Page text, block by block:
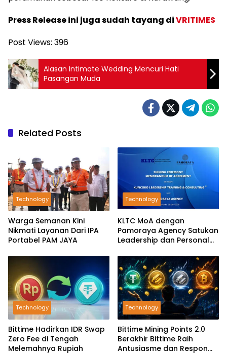
Press Release ini juga sudah tayang diVRITIMES
Post Views: 396
Alasan Intimate Wedding Mencuri Hati
Pasangan Muda
Related Posts
Technology
Warga Semanan Kini
Nikmati Layanan Dari IPA
Portabel PAM JAYA
Technology
KLTC MoA dengan
Pamoraya Agency Satukan
Leadership dan Personal
Technology
Bittime Hadirkan IDR Swap
Zero Fee di Tengah
Melemahnya Rupiah
Technology
Bittime Mining Points 2.0
Berakhir Bittime Raih
Antusiasme dan Respon